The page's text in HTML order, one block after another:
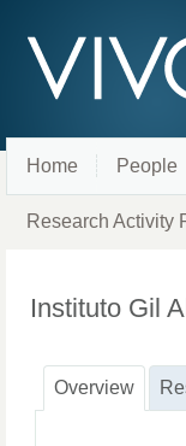
Home People
Research Activity
Instituto Gil
Overview